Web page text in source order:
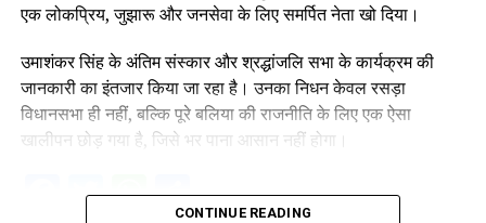
एक लोकप्रिय, जुझारू और जनसेवा के लिए समर्पित नेता खो दिया।
उमाशंकर सिंह के अंतिम संस्कार और श्रद्धांजलि सभा के कार्यक्रम की
जानकारी का इंतजार किया जा रहा है। उनका निधन केवल रसड़ा
विधानसभा ही नहीं, बल्कि पूरे बलिया की राजनीति के लिए एक ऐसा
खालीपन छोड़ गया है, जिसे भर पाना आसान नहीं होगा।
Facebook
Twitter
WhatsApp
Share
CONTINUE READING